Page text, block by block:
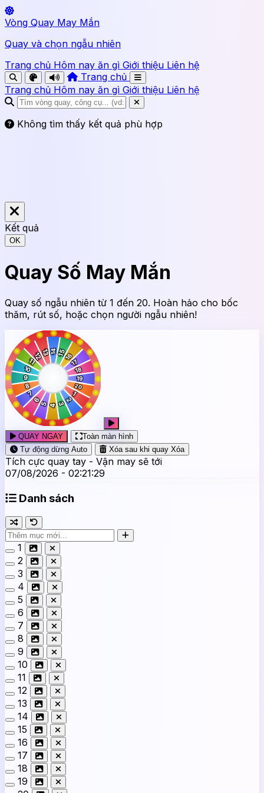
Vòng Quay May Mắn
Quay và chọn ngẫu nhiên
Trang chủ Hôm nay ăn gì Giới thiệu Liên hệ
Trang chủ
Trang chủ Hôm nay ăn gì Giới thiệu Liên hệ
Không tìm thấy kết quả phù hợp
Kết quả
OK
Quay Số May Mắn
Quay số ngẫu nhiên từ 1 đến 20. Hoàn hảo cho bốc
thăm, rút số, hoặc chọn người ngẫu nhiên!
QUAY NGAY
Toàn màn hình
Tự động dừng Auto Xóa sau khi quay Xóa
Tích cực quay tay - Vận may sẽ tới
07/08/2026 - 02:21:30
Danh sách
1
2
3
4
5
6
7
8
9
10
11
12
13
14
15
16
17
18
19